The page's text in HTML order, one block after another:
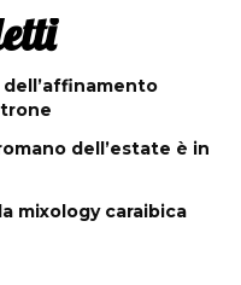
dell’affinamento
dell’estate è in
mixology caraibica